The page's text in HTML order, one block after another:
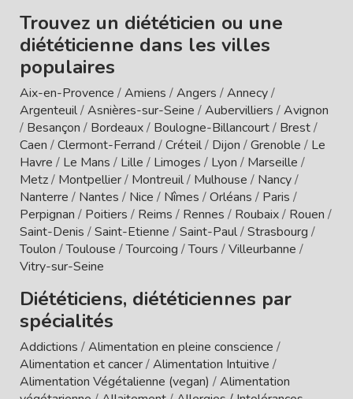
Trouvez un diététicien ou une
diététicienne dans les villes
populaires
Aix-en-Provence /Amiens /Angers /Annecy/
Argenteuil/Asnières-sur-Seine /Aubervilliers /Avignon
/ Besançon / Bordeaux/ Boulogne-Billancourt/ Brest/
Caen /Clermont-Ferrand /Créteil/ Dijon /Grenoble / Le
Havre / Le Mans / Lille / Limoges / Lyon / Marseille /
Metz/ Montpellier/ Montreuil/ Mulhouse / Nancy/
Nanterre / Nantes / Nice / Nîmes /Orléans / Paris /
Perpignan / Poitiers / Reims / Rennes / Roubaix/ Rouen /
Saint-Denis /Saint-Etienne /Saint-Paul/Strasbourg /
Toulon /Toulouse /Tourcoing /Tours /Villeurbanne /
Vitry-sur-Seine
Diététiciens, diététiciennes par
spécialités
Addictions /Alimentation en pleine conscience /
Alimentation et cancer/Alimentation Intuitive /
Alimentation Végétalienne (vegan) /Alimentation